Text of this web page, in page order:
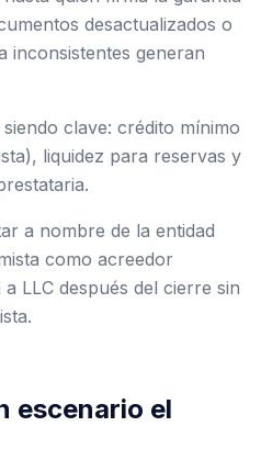
desactualizados o
inconsistentes generan
clave: crédito mínimo
liquidez para reservas y
a nombre de la entidad
como acreedor
LLC después del cierre sin
escenario el